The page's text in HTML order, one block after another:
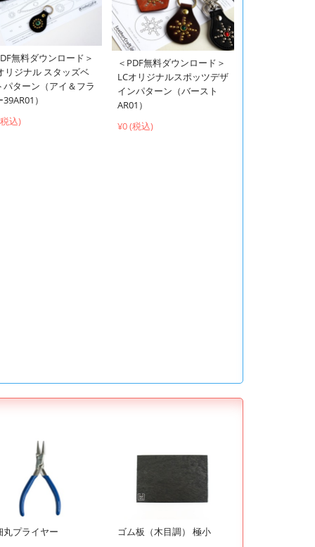
無料ダウンロード＞
リジナル スタッズベ
パターン（アイ＆フラ
）
込)
＜PDF無料ダウンロード＞
LCオリジナルスポッツデザ
インパターン（バースト
AR01）
¥0 (税込)
丸プライヤー
ゴム板（木目調） 極小